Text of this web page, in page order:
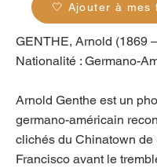
🤍 Ajouter à mes
GENTHE, Arnold (1869
Nationalité : Germano-
Arnold Genthe est un
germano-américain
clichés du Chinatown de
Francisco avant le